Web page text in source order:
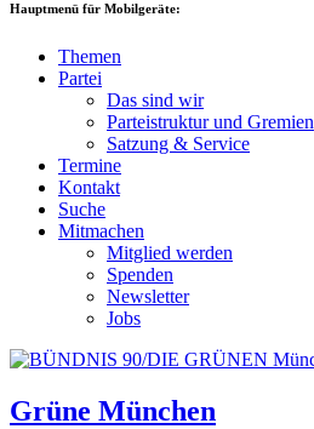
Hauptmenü für Mobilgeräte:
Themen
Partei
Das sind wir
Parteistruktur und Gremien
Satzung & Service
Termine
Kontakt
Suche
Mitmachen
Mitglied werden
Spenden
Newsletter
Jobs
Grüne München